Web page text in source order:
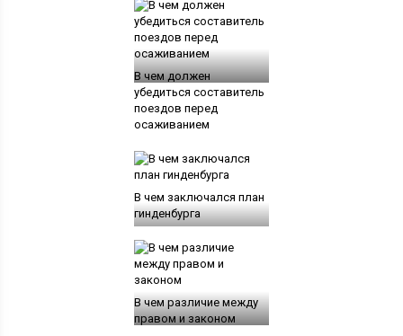
В чем должен
убедиться составитель
поездов перед
осаживанием
В чем заключался план
гинденбурга
В чем различие между
правом и законом